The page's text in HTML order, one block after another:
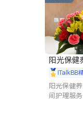
阳光保健
iTalkBB
阳光保健
间护理服